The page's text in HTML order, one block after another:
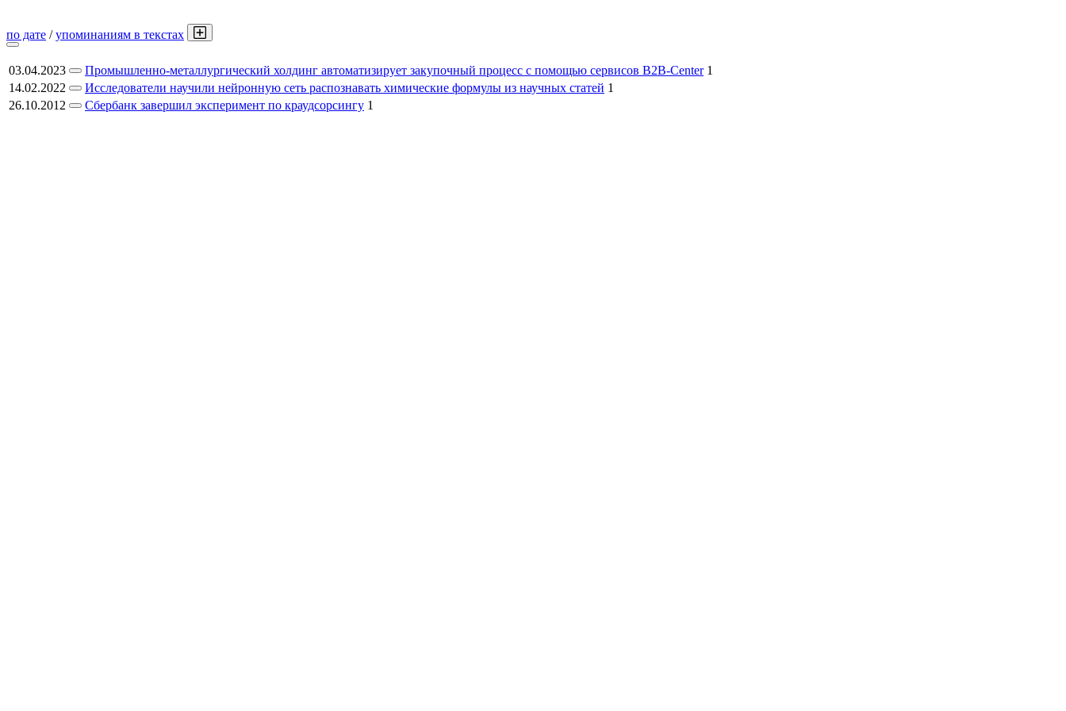
по дате /упоминаниям в текстах
03.04.2023 Промышленно-металлургический холдинг автоматизирует закупочный процесс с помощью сервисов B2B-Center 1
14.02.2022
Исследователи научили нейронную сеть распознавать химические формулы из научных статей 1
26.10.2012
Сбербанк завершил эксперимент по краудсорсингу 1